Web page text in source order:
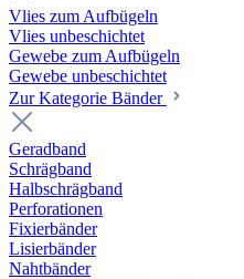
Vlies zum Aufbügeln
Vlies unbeschichtet
Gewebe zum Aufbügeln
Gewebe unbeschichtet
Zur Kategorie Bänder
Geradband
Schrägband
Halbschrägband
Perforationen
Fixierbänder
Lisierbänder
Nahtbänder